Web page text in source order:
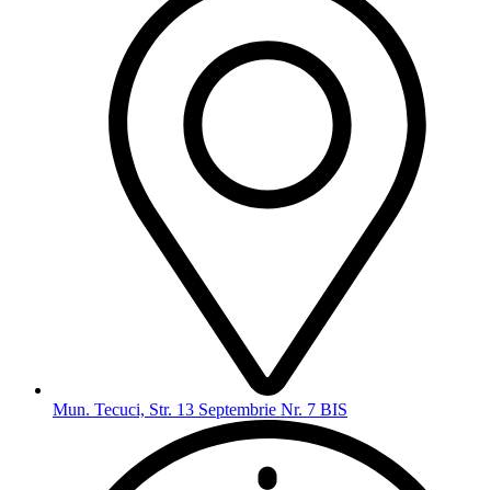
Mun. Tecuci, Str. 13 Septembrie Nr. 7 BIS